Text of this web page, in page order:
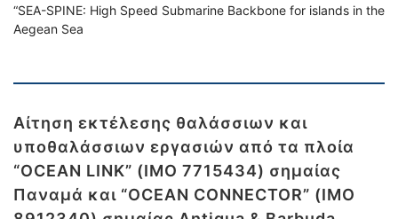
“SEA-SPINE: High Speed Submarine Backbone for islands in the
Aegean Sea
Αίτηση εκτέλεσης θαλάσσιων και
υποθαλάσσιων εργασιών από τα πλοία
“OCEAN LINK” (IMO 7715434) σημαίας
Παναμά και “OCEAN CONNECTOR” (IMO